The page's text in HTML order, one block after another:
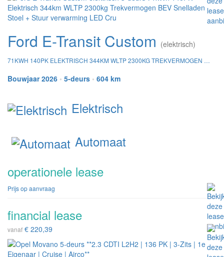
Ford E-Transit Custom (elektrisch)
71KWH 140PK ELEKTRISCH 344KM WLTP 2300KG TREKVERMOGEN BEV SNELLADEN STOEL + STUUR VERWARMING LED CRU
Bouwjaar 2026 • 5-deurs • 604 km
Elektrisch
Automaat
operationele lease
Prijs op aanvraag
financial lease
vanaf € 220,39